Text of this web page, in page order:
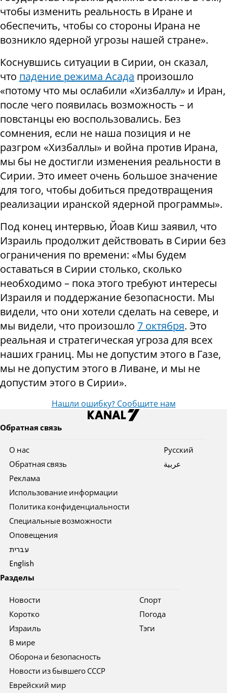
чтобы изменить реальность в Иране и
обеспечить, чтобы со стороны Ирана не
возникло ядерной угрозы нашей стране».
Коснувшись ситуации в Сирии, он сказал,
что падение режима Асада произошло
«потому что мы ослабили «Хизбаллу» и Иран,
после чего появилась возможность – и
повстанцы ею воспользовались. Без
сомнения, если не наша позиция и не
разгром «Хизбаллы» и война против Ирана,
мы бы не достигли изменения реальности в
Сирии. Это имеет очень большое значение
для того, чтобы добиться предотвращения
реализации иранской ядерной программы».
Под конец интервью, Йоав Киш заявил, что
Израиль продолжит действовать в Сирии без
ограничения по времени: «Мы будем
оставаться в Сирии столько, сколько
необходимо – пока этого требуют интересы
Израиля и поддержание безопасности. Мы
видели, что они хотели сделать на севере, и
мы видели, что произошло 7 октября. Это
реальная и стратегическая угроза для всех
наших границ. Мы не допустим этого в Газе,
мы не допустим этого в Ливане, и мы не
допустим этого в Сирии».
Нашли ошибку? Сообщите нам
Обратная связь
О нас
Обратная связь
Реклама
Использование информации
Политика конфиденциальности
Специальные возможности
Оповещения
עברית
English
Pусский
عربية
Разделы
Новости
Коротко
Израиль
В мире
Оборона и безопасность
Новости из бывшего СССР
Еврейский мир
Спорт
Погода
Тэги